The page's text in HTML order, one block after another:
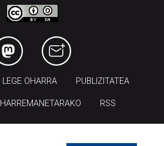
LEGE OHARRA PUBLIZITATEA
HARREMANETARAKO RSS